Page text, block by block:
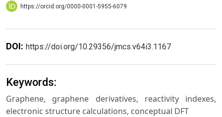
https://orcid.org/0000-0001-5955-6079
DOI: https://doi.org/10.29356/jmcs.v64i3.1167
Keywords:
Graphene, graphene derivatives, reactivity indexes,
electronic structure calculations, conceptual DFT